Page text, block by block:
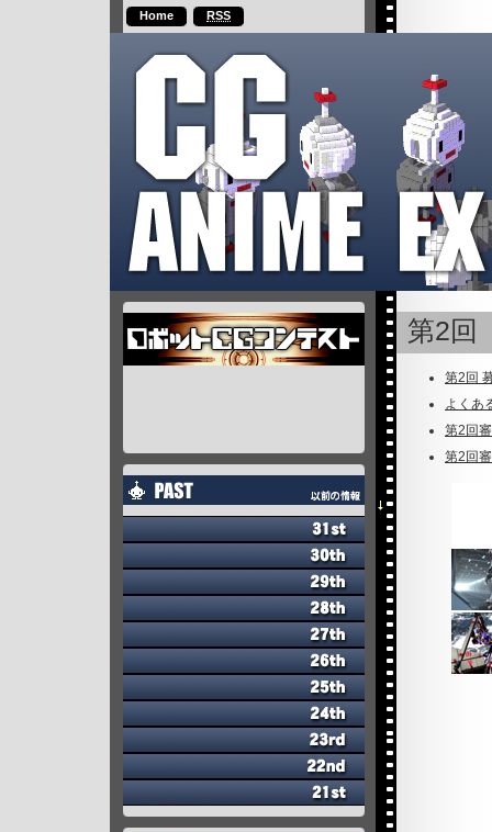
Home RSS
第2回
第2回
よくあ
第2回
第2回